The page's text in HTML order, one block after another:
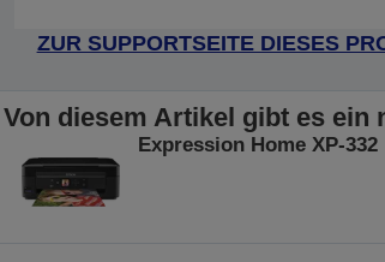
ZUR SUPPORTSEITE DIESES
Von diesem Artikel gibt es ein
Expression Home XP-332